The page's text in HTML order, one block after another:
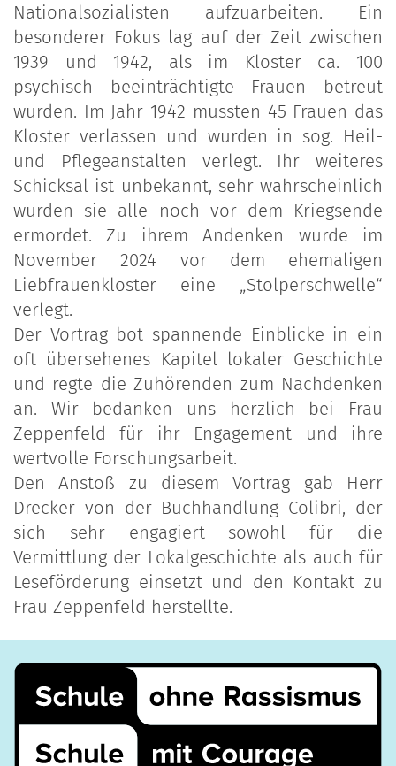
Nationalsozialisten aufzuarbeiten. Ein
besonderer Fokus lag auf der Zeit zwischen
1939 und 1942, als im Kloster ca. 100
psychisch beeinträchtigte Frauen betreut
wurden. Im Jahr 1942 mussten 45 Frauen das
Kloster verlassen und wurden in sog. Heil-
und Pflegeanstalten verlegt. Ihr weiteres
Schicksal ist unbekannt, sehr wahrscheinlich
wurden sie alle noch vor dem Kriegsende
ermordet. Zu ihrem Andenken wurde im
November 2024 vor dem ehemaligen
Liebfrauenkloster eine „Stolperschwelle“
verlegt.
Der Vortrag bot spannende Einblicke in ein
oft übersehenes Kapitel lokaler Geschichte
und regte die Zuhörenden zum Nachdenken
an. Wir bedanken uns herzlich bei Frau
Zeppenfeld für ihr Engagement und ihre
wertvolle Forschungsarbeit.
Den Anstoß zu diesem Vortrag gab Herr
Drecker von der Buchhandlung Colibri, der
sich sehr engagiert sowohl für die
Vermittlung der Lokalgeschichte als auch für
Leseförderung einsetzt und den Kontakt zu
Frau Zeppenfeld herstellte.